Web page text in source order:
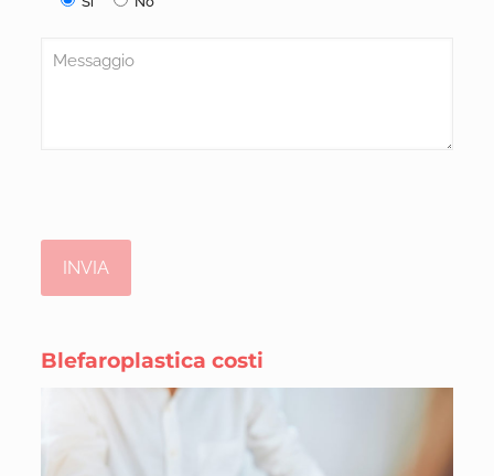
Blefaroplastica costi